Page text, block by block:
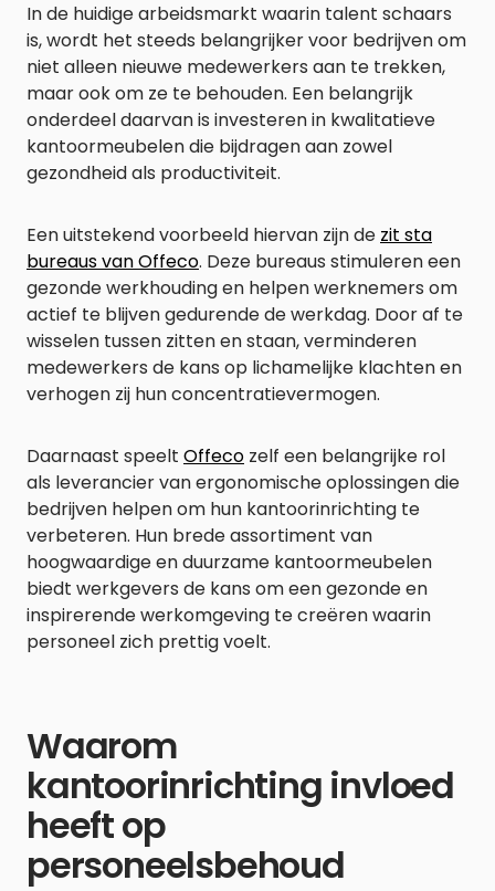
In de huidige arbeidsmarkt waarin talent schaars
is, wordt het steeds belangrijker voor bedrijven om
niet alleen nieuwe medewerkers aan te trekken,
maar ook om ze te behouden. Een belangrijk
onderdeel daarvan is investeren in kwalitatieve
kantoormeubelen die bijdragen aan zowel
gezondheid als productiviteit.
Een uitstekend voorbeeld hiervan zijn de zit sta
bureaus van Offeco. Deze bureaus stimuleren een
gezonde werkhouding en helpen werknemers om
actief te blijven gedurende de werkdag. Door af te
wisselen tussen zitten en staan, verminderen
medewerkers de kans op lichamelijke klachten en
verhogen zij hun concentratievermogen.
Daarnaast speelt Offeco zelf een belangrijke rol
als leverancier van ergonomische oplossingen die
bedrijven helpen om hun kantoorinrichting te
verbeteren. Hun brede assortiment van
hoogwaardige en duurzame kantoormeubelen
biedt werkgevers de kans om een gezonde en
inspirerende werkomgeving te creëren waarin
personeel zich prettig voelt.
Waarom
kantoorinrichting invloed
heeft op
personeelsbehoud